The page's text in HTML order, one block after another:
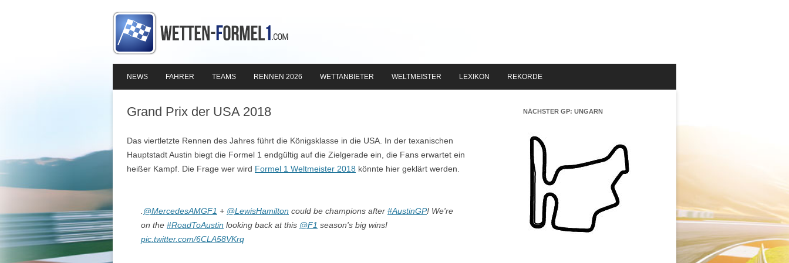
Inhalt
NEWS FAHRER TEAMS RENNEN 2026 WETTANBIETER WELTMEISTER LEXIKON REKORDE
Grand Prix der USA 2018
Das viertletzte Rennen des Jahres führt die Königsklasse in die USA. In der texanischen
Hauptstadt Austin biegt die Formel 1 endgültig auf die Zielgerade ein, die Fans erwartet ein
heißer Kampf. Die Frage wer wird Formel 1 Weltmeister 2018 könnte hier geklärt werden.
@MercedesAMGF1 + @LewisHamilton could be champions after #AustinGP! We're
on the #RoadToAustin looking back at this @F1 season's big wins!
pic.twitter.com/6CLA58VKrq
NÄCHSTER GP: UNGARN